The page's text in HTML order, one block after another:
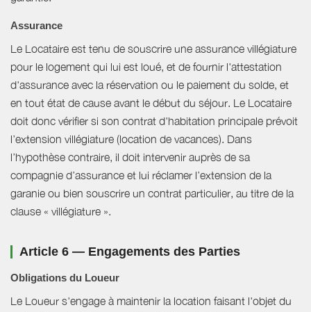
Assurance
Le Locataire est tenu de souscrire une assurance villégiature
pour le logement qui lui est loué, et de fournir l'attestation
d'assurance avec la réservation ou le paiement du solde, et
en tout état de cause avant le début du séjour. Le Locataire
doit donc vérifier si son contrat d'habitation principale prévoit
l’extension villégiature (location de vacances). Dans
l’hypothèse contraire, il doit intervenir auprès de sa
compagnie d’assurance et lui réclamer l’extension de la
garanie ou bien souscrire un contrat particulier, au titre de la
clause « villégiature ».
Article 6 — Engagements des Parties
Obligations du Loueur
Le Loueur s'engage à maintenir la location faisant l'objet du